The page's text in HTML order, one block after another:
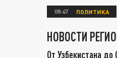
08:47 ПОЛИТИКА
НОВОСТИ
От Узбекистана до